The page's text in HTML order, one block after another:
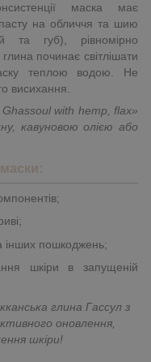
маска має
пасту на обличчя та шию
та губ), рівномірно
починає світлішати
теплою водою. Не
висихання.
with hemp, flax»
кавуновою олією або
інших пошкоджень;
шкіри в запущеній
глина Гассул з
оновлення,
шкіри!